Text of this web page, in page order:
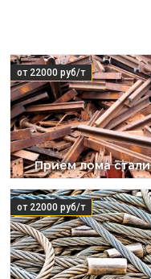
Прием лома стали
от 22000 руб/т
от 22000 руб/т